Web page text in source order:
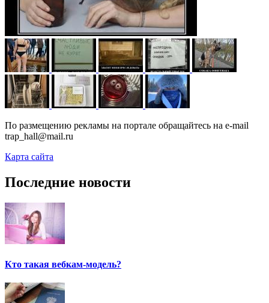
По размещению рекламы на портале обращайтесь на e-mail
trap_hall@mail.ru
Карта сайта
Последние новости
Кто такая вебкам-модель?